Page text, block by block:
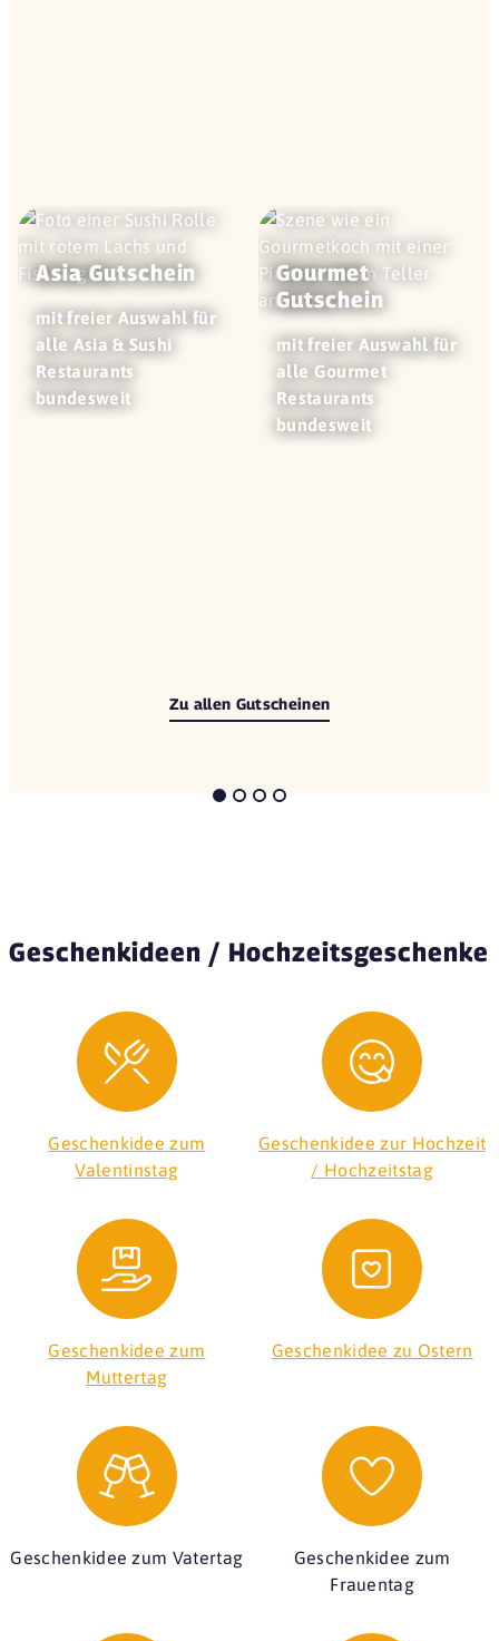
Asia Gutschein
mit freier Auswahl für
alle Asia & Sushi
Restaurants
bundesweit
Gourmet
Gutschein
mit freier Auswahl für
alle Gourmet
Restaurants
bundesweit
Zu allen Gutscheinen
Geschenkideen / Hochzeitsgeschenke
Geschenkidee zum
Valentinstag
Geschenkidee zur Hochzeit
/ Hochzeitstag
Geschenkidee zum
Muttertag
Geschenkidee zu Ostern
Geschenkidee zum Vatertag
Geschenkidee zum
Frauentag